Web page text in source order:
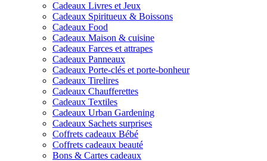
Cadeaux Livres et Jeux
Cadeaux Spiritueux & Boissons
Cadeaux Food
Cadeaux Maison & cuisine
Cadeaux Farces et attrapes
Cadeaux Panneaux
Cadeaux Porte-clés et porte-bonheur
Cadeaux Tirelires
Cadeaux Chaufferettes
Cadeaux Textiles
Cadeaux Urban Gardening
Cadeaux Sachets surprises
Coffrets cadeaux Bébé
Coffrets cadeaux beauté
Bons & Cartes cadeaux